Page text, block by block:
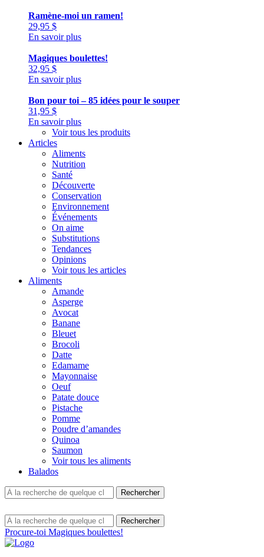
Ramène-moi un ramen!
29,95 $
En savoir plus
Magiques boulettes!
32,95 $
En savoir plus
Bon pour toi – 85 idées pour le souper
31,95 $
En savoir plus
Voir tous les produits
Articles
Aliments
Nutrition
Santé
Découverte
Conservation
Environnement
Événements
On aime
Substitutions
Tendances
Opinions
Voir tous les articles
Aliments
Amande
Asperge
Avocat
Banane
Bleuet
Brocoli
Datte
Edamame
Mayonnaise
Oeuf
Patate douce
Pistache
Pomme
Poudre d’amandes
Quinoa
Saumon
Voir tous les aliments
Balados
Procure-toi Magiques boulettes!